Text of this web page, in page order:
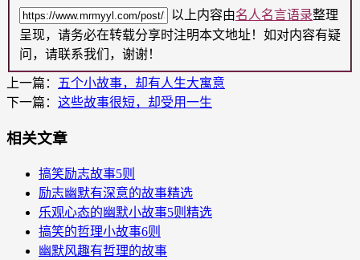
以上内容由名人名言语录整理
呈现，请务必在转载分享时注明本文地址！如对内容有疑
问，请联系我们，谢谢！
上一篇： 五个小故事，却有人生大寓意
下一篇： 这些故事很短，却受用一生
相关文章
搞笑励志故事5则
励志幽默有深意的故事精选
乐观心态的幽默小故事5则精选
搞笑的哲理小故事6则
幽默风趣有哲理的故事